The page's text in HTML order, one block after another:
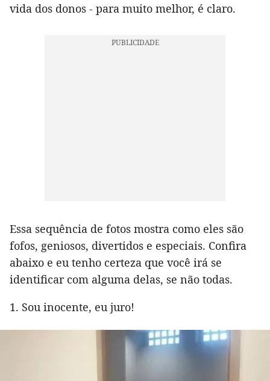
vida dos donos - para muito melhor, é claro.
Essa sequência de fotos mostra como eles são
fofos, geniosos, divertidos e especiais. Confira
abaixo e eu tenho certeza que você irá se
identificar com alguma delas, se não todas.
1. Sou inocente, eu juro!